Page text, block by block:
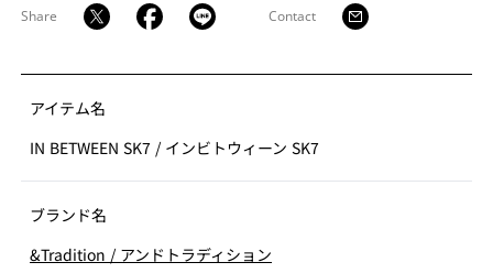
Share Contact
アイテム名
IN BETWEEN SK7 / インビトウィーン SK7
ブランド名
&Tradition / アンドトラディション